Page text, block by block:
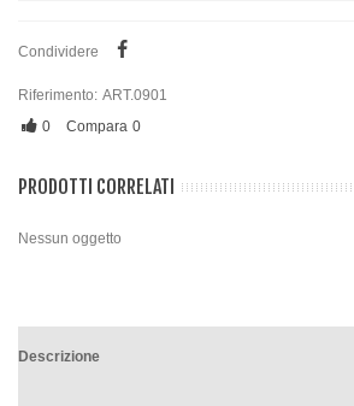
Condividere
Riferimento: ART.0901
0
Compara 0
PRODOTTI CORRELATI
Nessun oggetto
Descrizione